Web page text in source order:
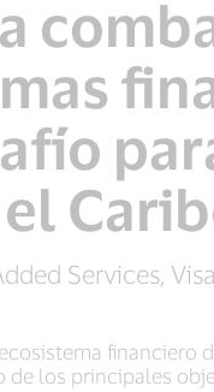
Services,
financiero
los principales